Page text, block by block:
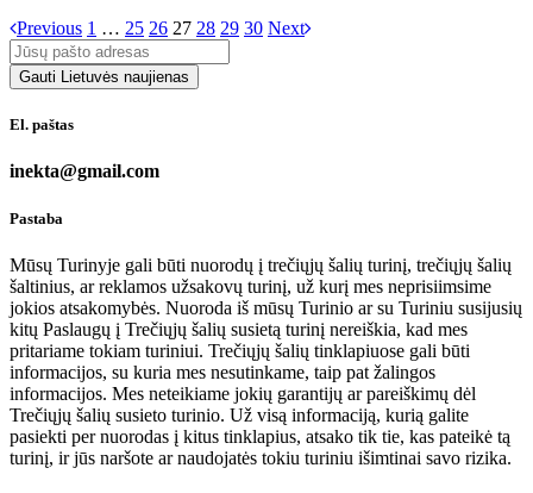
Previous 1 … 25 26 27 28 29 30 Next
El. paštas
inekta@gmail.com
Pastaba
Mūsų Turinyje gali būti nuorodų į trečiųjų šalių turinį, trečiųjų šalių
šaltinius, ar reklamos užsakovų turinį, už kurį mes neprisiimsime
jokios atsakomybės. Nuoroda iš mūsų Turinio ar su Turiniu susijusių
kitų Paslaugų į Trečiųjų šalių susietą turinį nereiškia, kad mes
pritariame tokiam turiniui. Trečiųjų šalių tinklapiuose gali būti
informacijos, su kuria mes nesutinkame, taip pat žalingos
informacijos. Mes neteikiame jokių garantijų ar pareiškimų dėl
Trečiųjų šalių susieto turinio. Už visą informaciją, kurią galite
pasiekti per nuorodas į kitus tinklapius, atsako tik tie, kas pateikė tą
turinį, ir jūs naršote ar naudojatės tokiu turiniu išimtinai savo rizika.